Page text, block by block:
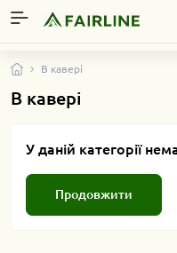
В кавері
В кавері
У даній категорії
Продовжити